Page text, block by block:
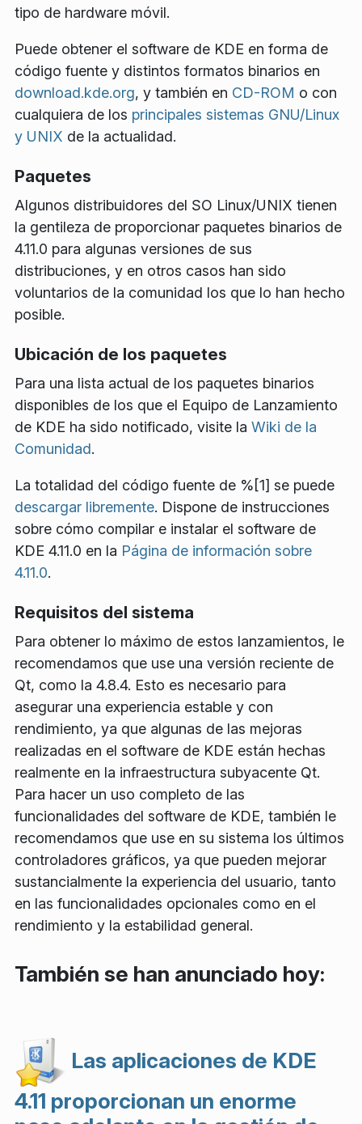
tipo de hardware móvil.
Puede obtener el software de KDE en forma de
código fuente y distintos formatos binarios en
download.kde.org, y también en CD-ROM o con
cualquiera de los principales sistemas GNU/Linux
y UNIX de la actualidad.
Paquetes
Algunos distribuidores del SO Linux/UNIX tienen
la gentileza de proporcionar paquetes binarios de
4.11.0 para algunas versiones de sus
distribuciones, y en otros casos han sido
voluntarios de la comunidad los que lo han hecho
posible.
Ubicación de los paquetes
Para una lista actual de los paquetes binarios
disponibles de los que el Equipo de Lanzamiento
de KDE ha sido notificado, visite la Wiki de la
Comunidad.
La totalidad del código fuente de %[1] se puede
descargar libremente. Dispone de instrucciones
sobre cómo compilar e instalar el software de
KDE 4.11.0 en la Página de información sobre
4.11.0.
Requisitos del sistema
Para obtener lo máximo de estos lanzamientos, le
recomendamos que use una versión reciente de
Qt, como la 4.8.4. Esto es necesario para
asegurar una experiencia estable y con
rendimiento, ya que algunas de las mejoras
realizadas en el software de KDE están hechas
realmente en la infraestructura subyacente Qt.
Para hacer un uso completo de las
funcionalidades del software de KDE, también le
recomendamos que use en su sistema los últimos
controladores gráficos, ya que pueden mejorar
sustancialmente la experiencia del usuario, tanto
en las funcionalidades opcionales como en el
rendimiento y la estabilidad general.
También se han anunciado hoy:
Las aplicaciones de KDE
4.11 proporcionan un enorme